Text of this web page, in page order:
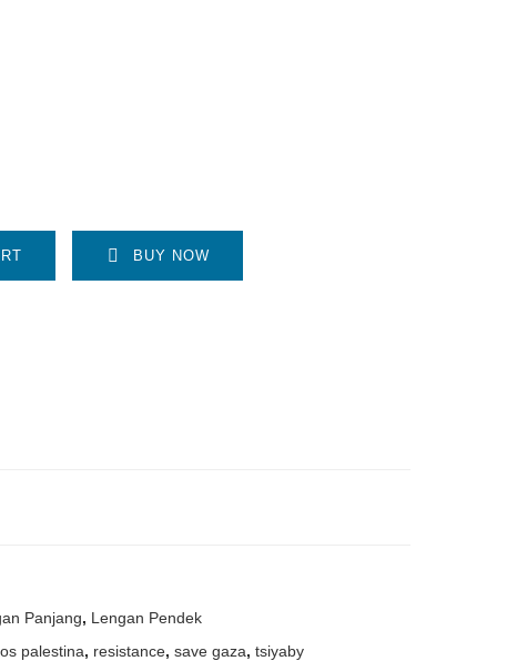
BUY NOW
Panjang, Lengan Pendek
palestina, resistance, save gaza, tsiyaby